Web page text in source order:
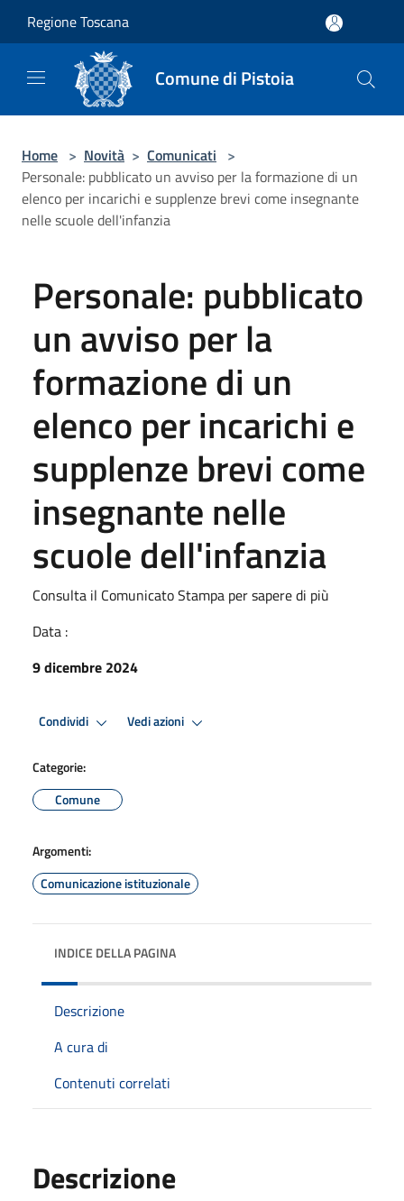
Regione Toscana
Comune di Pistoia
Home > Novità > Comunicati >
Personale: pubblicato un avviso per la formazione di un
elenco per incarichi e supplenze brevi come insegnante
nelle scuole dell'infanzia
Personale: pubblicato
un avviso per la
formazione di un
elenco per incarichi e
supplenze brevi come
insegnante nelle
scuole dell'infanzia
Consulta il Comunicato Stampa per sapere di più
Data :
9 dicembre 2024
Condividi Vedi azioni
Categorie:
Comune
Argomenti:
Comunicazione istituzionale
INDICE DELLA PAGINA
Descrizione
A cura di
Contenuti correlati
Descrizione